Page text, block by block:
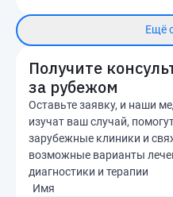
Ещё
Получите
за рубежом
Оставьте заявку, и наши
изучат ваш случай,
зарубежные клиники и
возможные варианты
диагностики и терапии
Имя